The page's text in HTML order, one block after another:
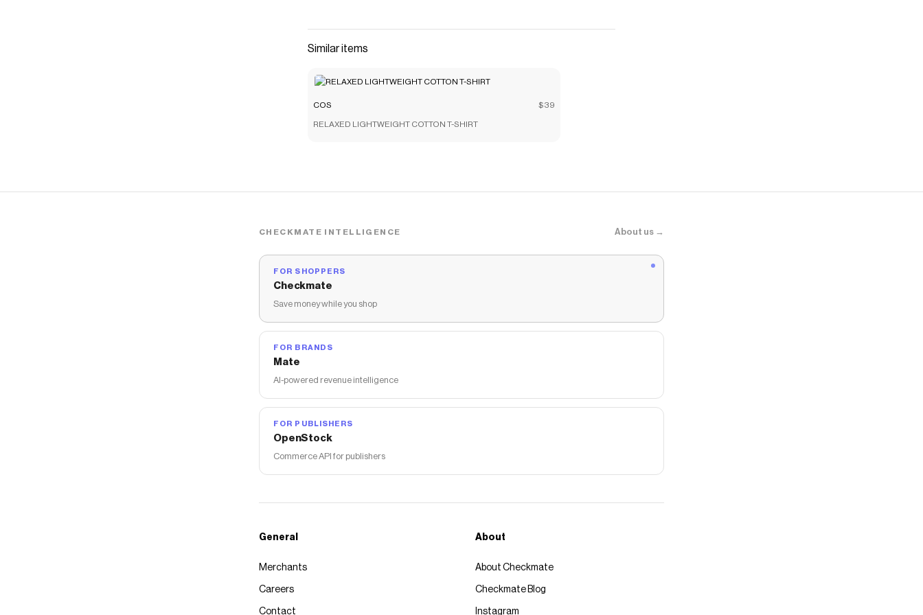
Similar items
COS $39
RELAXED LIGHTWEIGHT COTTON T-SHIRT
CHECKMATE INTELLIGENCE About us →
FOR SHOPPERS
Checkmate
Save money while you shop
FOR BRANDS
Mate
AI-powered revenue intelligence
FOR PUBLISHERS
OpenStock
Commerce API for publishers
General
Merchants
Careers
Contact
About
About Checkmate
Checkmate Blog
Instagram